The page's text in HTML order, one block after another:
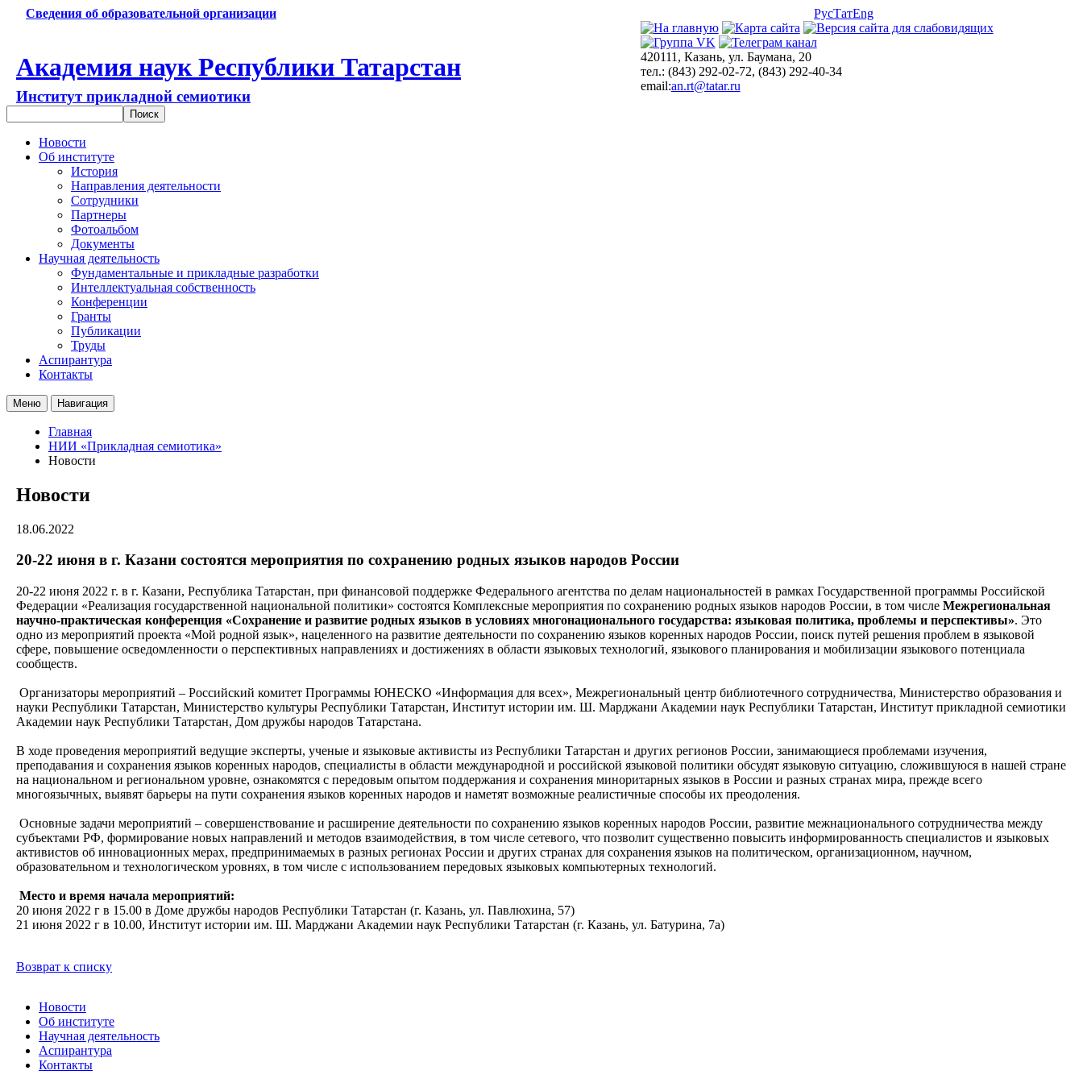
Сведения об образовательной организации РусТатEng
Академия наук Республики Татарстан
Институт прикладной семиотики
420111, Казань, ул. Баумана, 20
тел.: (843) 292-02-72, (843) 292-40-34
email:an.rt@tatar.ru
Новости
Об институте
История
Направления деятельности
Сотрудники
Партнеры
Фотоальбом
Документы
Научная деятельность
Фундаментальные и прикладные разработки
Интеллектуальная собственность
Конференции
Гранты
Публикации
Труды
Аспирантура
Контакты
Меню Навигация
Главная
НИИ «Прикладная семиотика»
Новости
Новости
18.06.2022
20-22 июня в г. Казани состоятся мероприятия по сохранению родных языков народов России
20-22 июня 2022 г. в г. Казани, Республика Татарстан, при финансовой поддержке Федерального агентства по делам национальностей в рамках Государственной программы Российской
Федерации «Реализация государственной национальной политики» состоятся Комплексные мероприятия по сохранению родных языков народов России, в том числе Межрегиональная
научно-практическая конференция «Сохранение и развитие родных языков в условиях многонационального государства: языковая политика, проблемы и перспективы». Это
одно из мероприятий проекта «Мой родной язык», нацеленного на развитие деятельности по сохранению языков коренных народов России, поиск путей решения проблем в языковой
сфере, повышение осведомленности о перспективных направлениях и достижениях в области языковых технологий, языкового планирования и мобилизации языкового потенциала
сообществ.
Организаторы мероприятий – Российский комитет Программы ЮНЕСКО «Информация для всех», Межрегиональный центр библиотечного сотрудничества, Министерство образования и
науки Республики Татарстан, Министерство культуры Республики Татарстан, Институт истории им. Ш. Марджани Академии наук Республики Татарстан, Институт прикладной семиотики
Академии наук Республики Татарстан, Дом дружбы народов Татарстана.
В ходе проведения мероприятий ведущие эксперты, ученые и языковые активисты из Республики Татарстан и других регионов России, занимающиеся проблемами изучения,
преподавания и сохранения языков коренных народов, специалисты в области международной и российской языковой политики обсудят языковую ситуацию, сложившуюся в нашей стране
на национальном и региональном уровне, ознакомятся с передовым опытом поддержания и сохранения миноритарных языков в России и разных странах мира, прежде всего
многоязычных, выявят барьеры на пути сохранения языков коренных народов и наметят возможные реалистичные способы их преодоления.
Основные задачи мероприятий – совершенствование и расширение деятельности по сохранению языков коренных народов России, развитие межнационального сотрудничества между
субъектами РФ, формирование новых направлений и методов взаимодействия, в том числе сетевого, что позволит существенно повысить информированность специалистов и языковых
активистов об инновационных мерах, предпринимаемых в разных регионах России и других странах для сохранения языков на политическом, организационном, научном,
образовательном и технологическом уровнях, в том числе с использованием передовых языковых компьютерных технологий.
Место и время начала мероприятий:
20 июня 2022 г в 15.00 в Доме дружбы народов Республики Татарстан (г. Казань, ул. Павлюхина, 57)
21 июня 2022 г в 10.00, Институт истории им. Ш. Марджани Академии наук Республики Татарстан (г. Казань, ул. Батурина, 7а)
Возврат к списку
Новости
Об институте
Научная деятельность
Аспирантура
Контакты